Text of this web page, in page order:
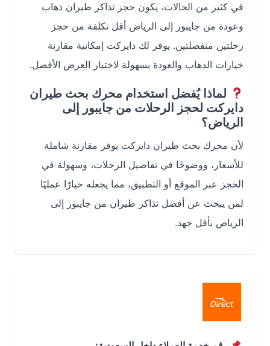
في كثير من الحالات، يكون حجز تذاكر طيران ذهاب
وعودة من جايبور إلى الرياض أقل تكلفة من حجز
رحلتين منفصلتين. يوفر لك دايركت إمكانية مقارنة
خيارات الذهاب والعودة بسهولة لاختيار العرض الأفضل.
لماذا يُفضل استخدام محرك بحث طيران
دايركت لحجز الرحلات من جايبور إلى
الرياض؟
لأن محرك بحث طيران دايركت يوفر مقارنة شاملة
للأسعار، ووضوحًا في تفاصيل الرحلات، وسهولة في
الحجز عبر الموقع أو التطبيق، مما يجعله خيارًا عمليًا
لمن يبحث عن أفضل تذاكر طيران من جايبور إلى
الرياض بأقل جهد.